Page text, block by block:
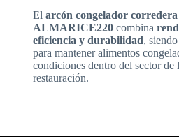
El arcón congelador
ALMARICE220combina
eficiencia y durabilidad,
para mantener alimentos
condiciones dentro del sector de
restauración.